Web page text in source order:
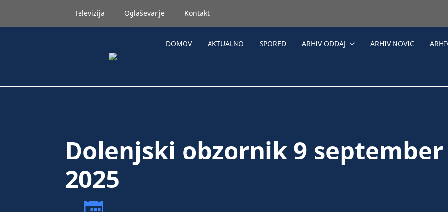
Televizija Oglaševanje Kontakt
DOMOV AKTUALNO SPORED ARHIV ODDAJ ARHIV NOVIC
Dolenjski obzornik 9 september
2025